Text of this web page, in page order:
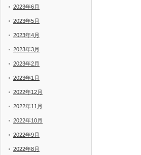
2023年6月
2023年5月
2023年4月
2023年3月
2023年2月
2023年1月
2022年12月
2022年11月
2022年10月
2022年9月
2022年8月